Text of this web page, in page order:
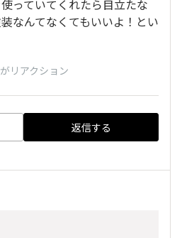
っていてくれたら目立たな
なんてなくてもいいよ！とい
がリアクション
返信する